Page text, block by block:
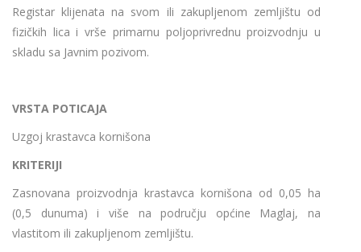
Registar klijenata na svom ili zakupljenom zemljištu od
fizičkih lica i vrše primarnu poljoprivrednu proizvodnju u
skladu sa Javnim pozivom.
VRSTA POTICAJA
Uzgoj krastavca kornišona
KRITERIJI
Zasnovana proizvodnja krastavca kornišona od 0,05 ha
(0,5 dunuma) i više na području općine Maglaj, na
vlastitom ili zakupljenom zemljištu.